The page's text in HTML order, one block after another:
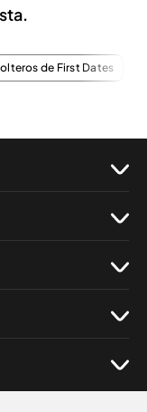
de First Dates